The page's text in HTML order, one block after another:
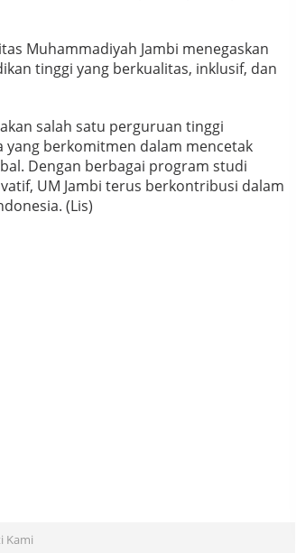
Muhammadiyah Jambi menegaskan
tinggi yang berkualitas, inklusif, dan
salah satu perguruan tinggi
yang berkomitmen dalam mencetak
Dengan berbagai program studi
UM Jambi terus berkontribusi dalam
(Lis)
Kami